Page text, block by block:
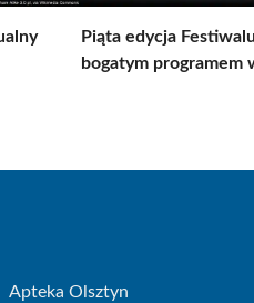
Piąta edycja
bogatym programem
Apteka Olsztyn